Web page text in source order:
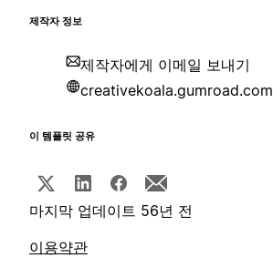
제작자 정보
제작자에게 이메일 보내기
creativekoala.gumroad.com
이 템플릿 공유
마지막 업데이트 56년 전
이용약관